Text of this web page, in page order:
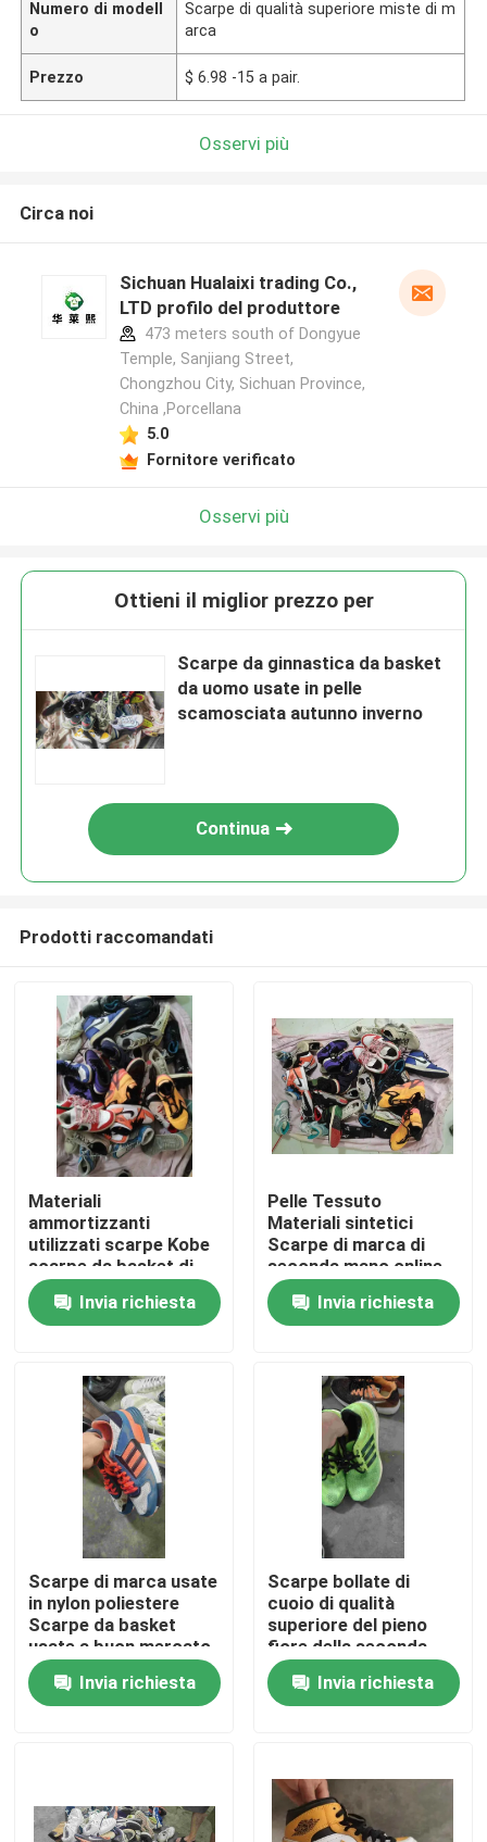
Casa
Prodotti
Circa noi
Giro della fabbrica
Controllo di qualità
Contattici
Richieda una citazione
Abbigliamento per bambini primari
Numero di modell
o
Scarpe di qualità superiore miste di m
arca
Prezzo $ 6.98 -15 a pair.
Osservi più
Circa noi
Sichuan Hualaixi trading Co.,
LTD profilo del produttore
473 meters south of Dongyue
Temple, Sanjiang Street,
Chongzhou City, Sichuan Province,
China ,Porcellana
5.0
Fornitore verificato
Osservi più
Ottieni il miglior prezzo per
Scarpe da ginnastica da basket
da uomo usate in pelle
scamosciata autunno inverno
Continua
Prodotti raccomandati
Materiali
ammortizzanti
utilizzati scarpe Kobe
scarpe da basket di
marca
Invia richiesta
Pelle Tessuto
Materiali sintetici
Scarpe di marca di
seconda mano online
Invia richiesta
Scarpe di marca usate
in nylon poliestere
Scarpe da basket
usate a buon mercato
Tacco piatto
Invia richiesta
Scarpe bollate di
cuoio di qualità
superiore del pieno
fiore della seconda
mano
Invia richiesta